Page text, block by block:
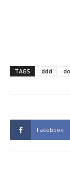
TAGS ddd
Facebook